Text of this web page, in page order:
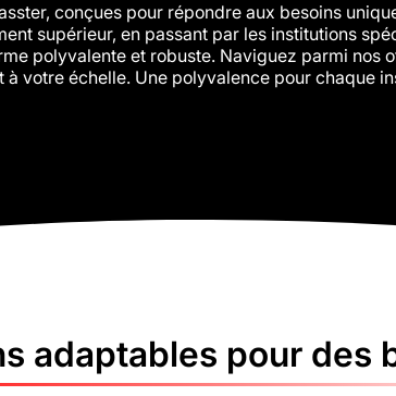
conçues pour répondre aux besoins
supérieur, en passant par les institutions
polyvalente et robuste. Naviguez parmi nos
votre échelle. Une polyvalence pour chaque
adaptables pour des